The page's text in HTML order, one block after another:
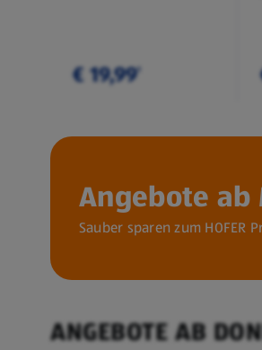
€ 19,99¹
Angebote ab
Sauber sparen zum HOFER
ANGEBOTE AB